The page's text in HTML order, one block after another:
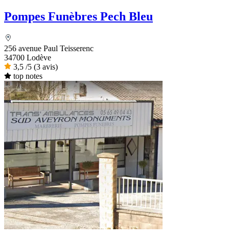
Pompes Funèbres Pech Bleu
256 avenue Paul Teisserenc
34700 Lodève
3,5 /5 (3 avis)
top notes